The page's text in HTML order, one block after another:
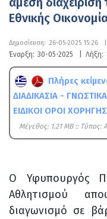
Εθνικής
Δημοσίευση: 26-05-2025 15:26
Έναρξη: 30-05-2025 Λήξη:
Πλήρες
ΔΙΑΔΙΚΑΣΙΑ -
ΕΙΔΙΚΟΙ ΟΡΟΙ
Mέγεθος: 1.21 MB :: Τύπος:
Ο Υφυπουργός
Αθλητισμού
διαγωνισμό σε